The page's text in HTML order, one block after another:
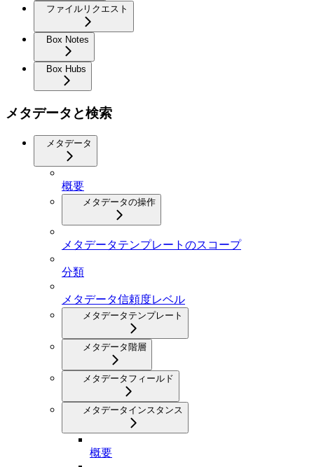
ファイルリクエスト
Box Notes
Box Hubs
メタデータと検索
メタデータ
概要
メタデータの操作
メタデータテンプレートのスコープ
分類
メタデータ信頼度レベル
メタデータテンプレート
メタデータ階層
メタデータフィールド
メタデータインスタンス
概要